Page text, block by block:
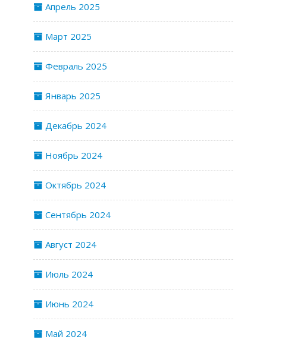
Апрель 2025
Март 2025
Февраль 2025
Январь 2025
Декабрь 2024
Ноябрь 2024
Октябрь 2024
Сентябрь 2024
Август 2024
Июль 2024
Июнь 2024
Май 2024